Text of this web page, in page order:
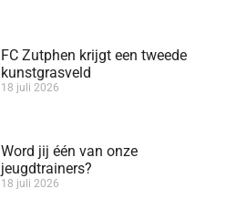
FC Zutphen krijgt een tweede
kunstgrasveld
18 juli 2026
Word jij één van onze
jeugdtrainers?
18 juli 2026